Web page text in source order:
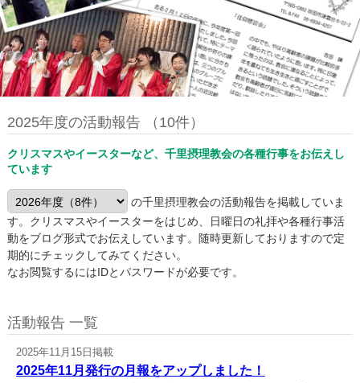
2025年度の活動報告 （10件）
クリスマスやイースターなど、千里摂理教会の各種行事をお伝えし
ています
の千里摂理教会の活動報告を掲載していま
す。クリスマスやイースターをはじめ、日曜日の礼拝や各種行事活
動をブログ形式でお伝えしています。随時更新しておりますので定
期的にチェックしてみてください。
なお閲覧するにはIDとパスワードが必要です。
活動報告 一覧
2025年11月15日掲載
2025年11月発行の月報をアップしました！